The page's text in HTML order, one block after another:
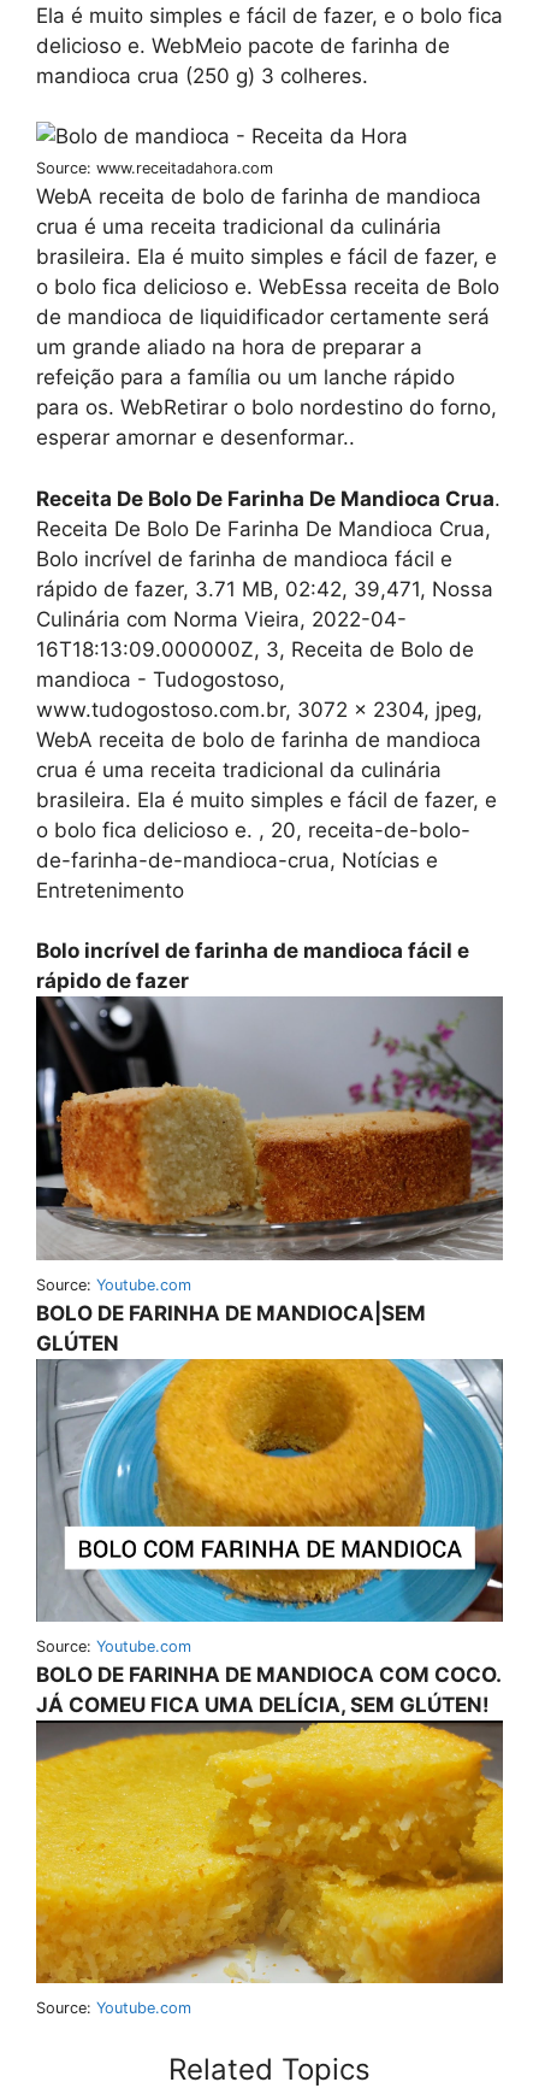
Ela é muito simples e fácil de fazer, e o bolo fica
delicioso e. WebMeio pacote de farinha de
mandioca crua (250 g) 3 colheres.
Source: www.receitadahora.com
WebA receita de bolo de farinha de mandioca
crua é uma receita tradicional da culinária
brasileira. Ela é muito simples e fácil de fazer, e
o bolo fica delicioso e. WebEssa receita de Bolo
de mandioca de liquidificador certamente será
um grande aliado na hora de preparar a
refeição para a família ou um lanche rápido
para os. WebRetirar o bolo nordestino do forno,
esperar amornar e desenformar..
Receita De Bolo De Farinha De Mandioca Crua.
Receita De Bolo De Farinha De Mandioca Crua,
Bolo incrível de farinha de mandioca fácil e
rápido de fazer, 3.71 MB, 02:42, 39,471, Nossa
Culinária com Norma Vieira, 2022-04-
16T18:13:09.000000Z, 3, Receita de Bolo de
mandioca - Tudogostoso,
www.tudogostoso.com.br, 3072 x 2304, jpeg,
WebA receita de bolo de farinha de mandioca
crua é uma receita tradicional da culinária
brasileira. Ela é muito simples e fácil de fazer, e
o bolo fica delicioso e. , 20, receita-de-bolo-
de-farinha-de-mandioca-crua, Notícias e
Entretenimento
Bolo incrível de farinha de mandioca fácil e
rápido de fazer
Source: Youtube.com
BOLO DE FARINHA DE MANDIOCA|SEM
GLÚTEN
Source: Youtube.com
BOLO DE FARINHA DE MANDIOCA COM COCO.
JÁ COMEU FICA UMA DELÍCIA, SEM GLÚTEN!
Source: Youtube.com
Related Topics